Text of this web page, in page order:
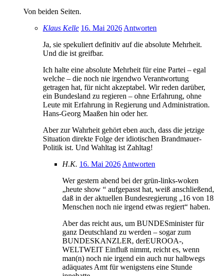
Von beiden Seiten.
Klaus Kelle 16. Mai 2026Antworten
Ja, sie spekuliert definitiv auf die absolute Mehrheit.
Und die ist greifbar.
Ich halte eine absolute Mehrheit für eine Partei – egal
welche – die noch nie irgendwo Verantwortung
getragen hat, für nicht akzeptabel. Wir reden darüber,
ein Bundesland zu regieren – ohne Erfahrung, ohne
Leute mit Erfahrung in Regierung und Administration.
Hans-Georg Maaßen hin oder her.
Aber zur Wahrheit gehört eben auch, dass die jetzige
Situation direkte Folge der idiotischen Brandmauer-
Politik ist. Und Wahltag ist Zahltag!
H.K. 16. Mai 2026Antworten
Wer gestern abend bei der grün-links-woken
„heute show “ aufgepasst hat, weiß anschließend,
daß in der aktuellen Bundesregierung „16 von 18
Menschen noch nie irgend etwas regiert“ haben.
Aber das reicht aus, um BUNDESminister für
ganz Deutschland zu werden – sogar zum
BUNDESKANZLER, derEUROOA-,
WELTWEIT Einfluß nimmt, reicht es, wenn
man(n) noch nie irgend ein auch nur halbwegs
adäquates Amt für wenigstens eine Stunde